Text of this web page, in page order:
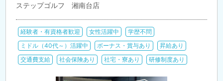
ステップゴルフ 湘南台店
経験者・有資格者歓迎 女性活躍中
学歴不問
ミドル（40代～）活躍中
ボーナス・賞与あり
昇給あり
交通費支給
社会保険あり 社宅・寮あり 研修制度あり